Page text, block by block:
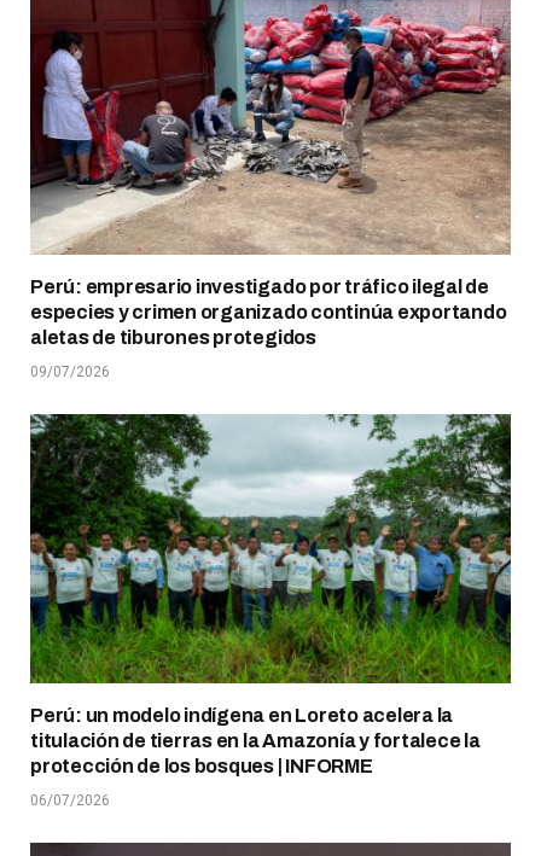
Perú: empresario investigado por tráfico ilegal de
especies y crimen organizado continúa exportando
aletas de tiburones protegidos
09/07/2026
Perú: un modelo indígena en Loreto acelera la
titulación de tierras en la Amazonía y fortalece la
protección de los bosques | INFORME
06/07/2026